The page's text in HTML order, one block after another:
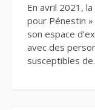
En avril 2021,
pour Pénestin
son espace
avec des
susceptibles